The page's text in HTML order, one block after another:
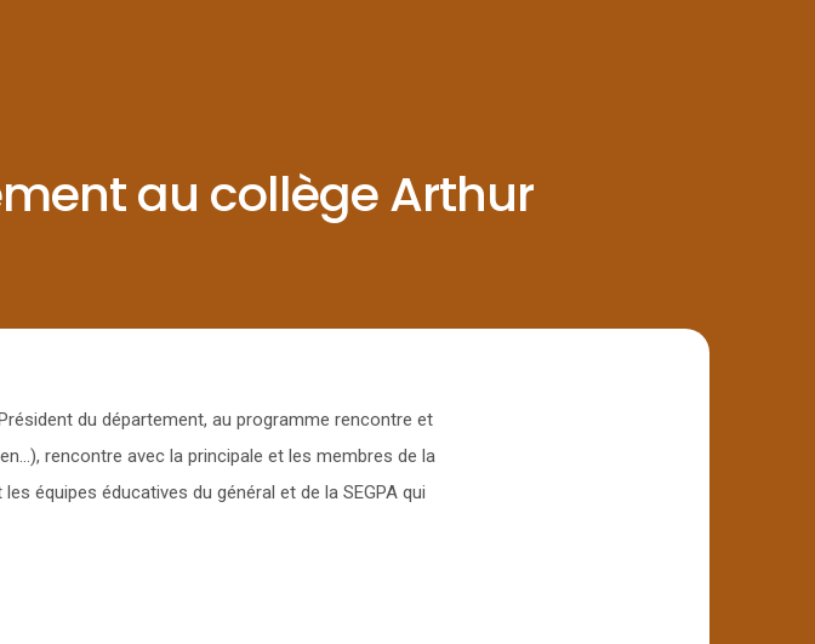
au collège Arthur
du département, au programme rencontre et
rencontre avec la principale et les membres de la
équipes éducatives du général et de la SEGPA qui